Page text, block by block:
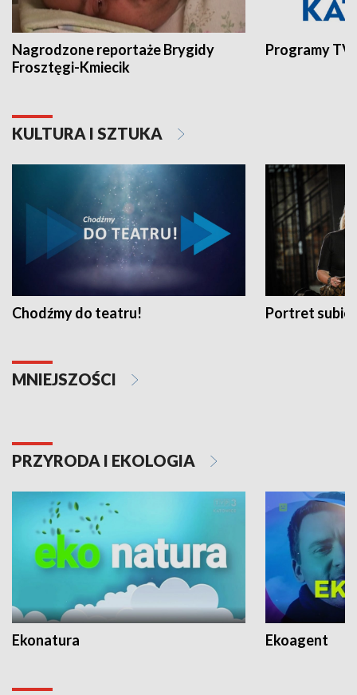
Nagrodzone reportaże Brygidy
Frosztęgi-Kmiecik
Programy
KULTURA I SZTUKA
Chodźmy do teatru! Portret
MNIEJSZOŚCI
PRZYRODA I EKOLOGIA
Ekonatura Ekoagent